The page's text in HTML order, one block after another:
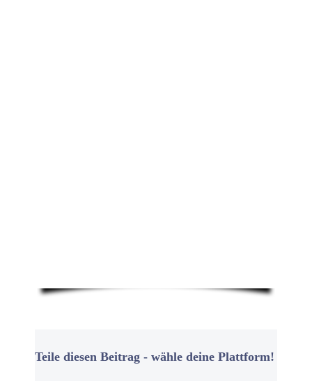
Teile diesen Beitrag - wähle deine Plattform!